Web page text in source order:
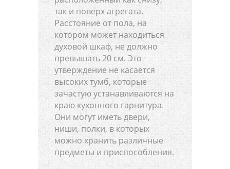
так и поверх агрегата.
Расстояние от пола, на
котором может находиться
духовой шкаф, не должно
превышать 20 см. Это
утверждение не касается
высоких тумб, которые
зачастую устанавливаются на
краю кухонного гарнитура.
Они могут иметь двери,
ниши, полки, в которых
можно хранить различные
предметы и приспособления.